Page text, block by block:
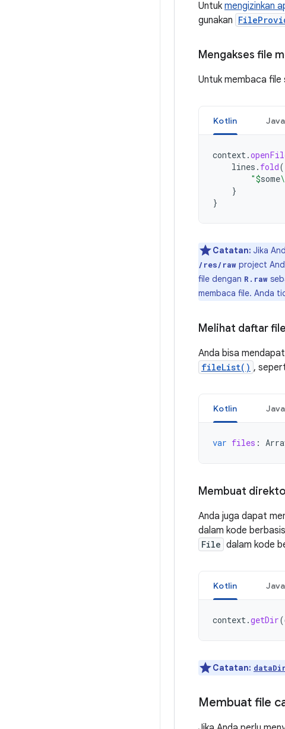
Untuk mengizinkan
gunakan
Mengakses file
Untuk membaca file
Kotlin Java
context.
lines . fold(
"$some
}
}
Catatan: Jika
/res/raw project
file dengan R.raw
membaca file. Anda
Melihat daftar file
Anda bisa
fileList() ,
Kotlin Java
var files :
Membuat
Anda juga dapat
dalam kode
File dalam kode
Kotlin Java
context.getDir(
Catatan: dataDir
Membuat file